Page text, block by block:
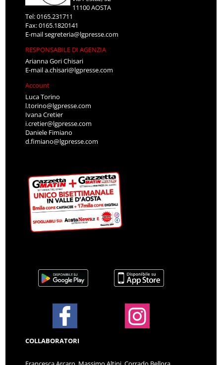
11100 AOSTA
Tel: 0165.231711
Fax: 0165.1820141
E-mailsegreteria@lgpresse.com
RESPONSABILE DI AGENZIA
Arianna Gori Chisari
E-maila.chisari@lgpresse.com
Account
Luca Torino
l.torino@lgpresse.com
Ivana Cretier
i.cretier@lgpresse.com
Daniele Fimiano
d.fimiano@lgpresse.com
COLLABORATORI